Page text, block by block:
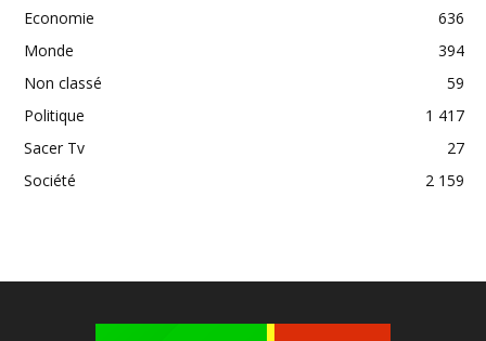
Economie
636
Monde
394
Non classé
59
Politique
1 417
Sacer Tv
27
Société
2 159